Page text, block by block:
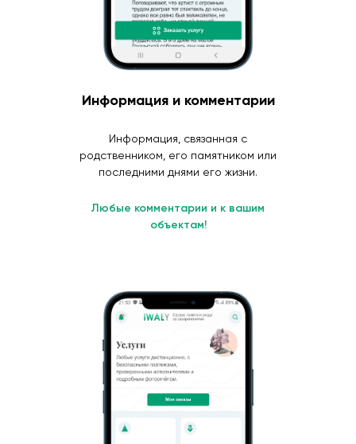
Информация и комментарии
Информация, связанная с
родственником, его памятником или
последними днями его жизни.
Любые комментарии и к вашим
объектам!